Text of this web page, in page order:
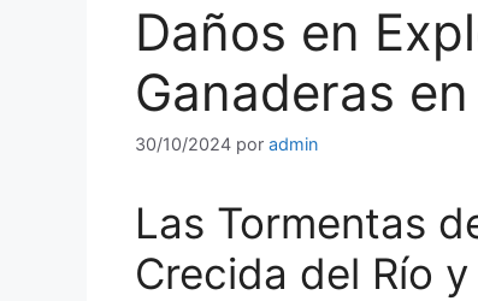
Daños en
Ganaderas
30/10/2024 por admin
Las Tormentas
Crecida del Río